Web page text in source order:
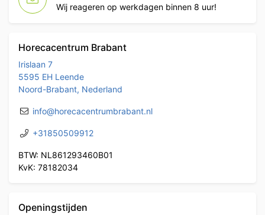
Wij reageren op werkdagen binnen 8 uur!
Horecacentrum Brabant
Irislaan 7
5595 EH Leende
Noord-Brabant, Nederland
info@horecacentrumbrabant.nl
+31850509912
BTW: NL861293460B01
KvK: 78182034
Openingstijden